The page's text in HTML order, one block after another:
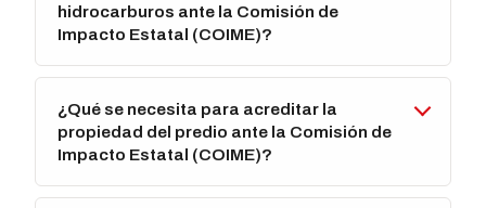
hidrocarburos ante la Comisión de
Impacto Estatal (COIME)?
¿Qué se necesita para acreditar la
propiedad del predio ante la Comisión de
Impacto Estatal (COIME)?